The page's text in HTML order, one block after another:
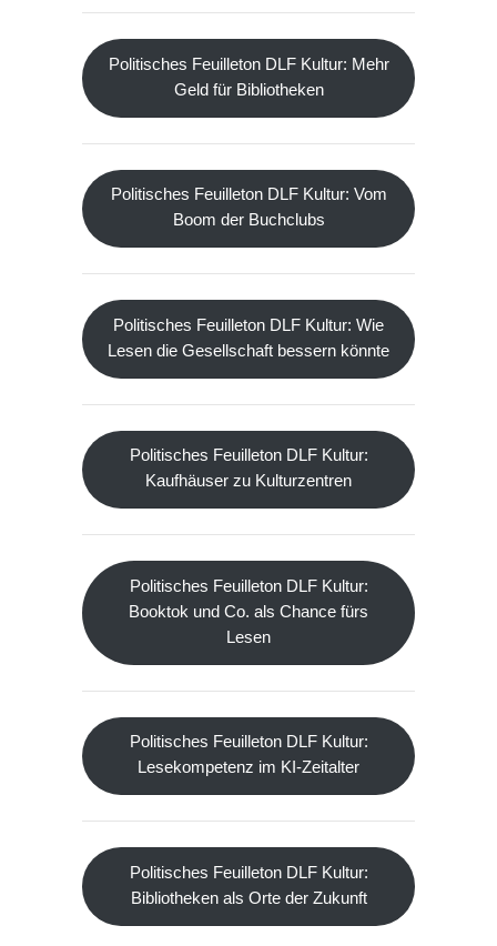
Politisches Feuilleton DLF Kultur: Mehr
Geld für Bibliotheken
Politisches Feuilleton DLF Kultur: Vom
Boom der Buchclubs
Politisches Feuilleton DLF Kultur: Wie
Lesen die Gesellschaft bessern könnte
Politisches Feuilleton DLF Kultur:
Kaufhäuser zu Kulturzentren
Politisches Feuilleton DLF Kultur:
Booktok und Co. als Chance fürs
Lesen
Politisches Feuilleton DLF Kultur:
Lesekompetenz im KI-Zeitalter
Politisches Feuilleton DLF Kultur:
Bibliotheken als Orte der Zukunft